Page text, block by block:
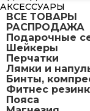
АКСЕССУАРЫ
ВСЕ ТОВАРЫ
РАСПРОДАЖА
Подарочные
Шейкеры
Перчатки
Лямки и
Бинты,
Фитнес
Пояса